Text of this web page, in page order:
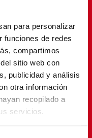
para personalizar
funciones de redes
compartimos
sitio web con
publicidad y análisis
otra información
recopilado a
servicios.
vidas